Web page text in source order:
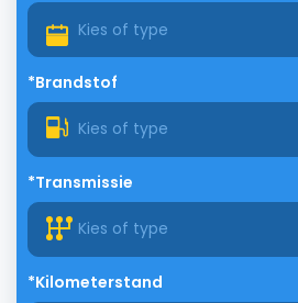
*Brandstof
Kies of type
*Transmissie
Kies of type
*Kilometerstand